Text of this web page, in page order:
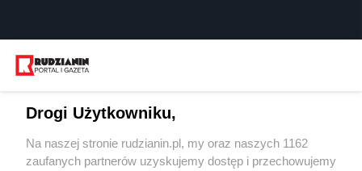
Wydawca mediów
Drogi Użytkowniku,
Na naszej stronie rudzianin.pl, my oraz naszych 1162
zaufanych partnerów uzyskujemy dostęp i przechowujemy